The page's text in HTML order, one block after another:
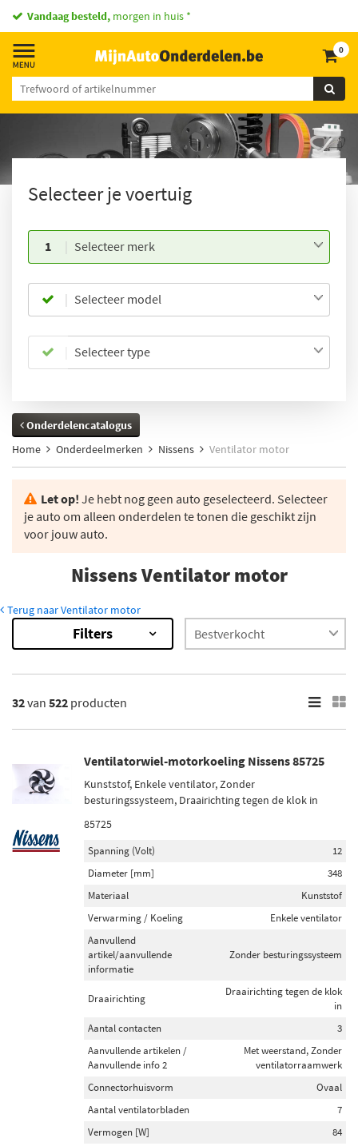
Vandaag besteld, morgen in huis *
0
Selecteer je voertuig
1 Selecteer merk
Selecteer model
Selecteer type
Onderdelencatalogus
Home
Onderdeelmerken Nissens Ventilator motor
Let op! Je hebt nog geen auto geselecteerd. Selecteer
je auto om alleen onderdelen te tonen die geschikt zijn
voor jouw auto.
Nissens Ventilator motor
Terug naar Ventilator motor
Resultaten
×
Ventilatorwiel-motorkoeling (522)
Ventilator aircocondensor (1)
Voorraad
Op voorraad (460)
Niet op voorraad (62)
Filters
32van 522 producten
Ventilatorwiel-motorkoeling Nissens 85725
Kunststof, Enkele ventilator, Zonder
besturingssysteem, Draairichting tegen de klok in
85725
Spanning (Volt)
12
Diameter [mm]
348
Materiaal
Kunststof
Verwarming / Koeling
Enkele ventilator
Aanvullend
artikel/aanvullende
informatie
Zonder besturingssysteem
Draairichting
Draairichting tegen de klok
in
Aantal contacten
3
Aanvullende artikelen /
Aanvullende info 2
Met weerstand, Zonder
ventilatorraamwerk
Connectorhuisvorm
Ovaal
Aantal ventilatorbladen
7
Vermogen [W]
84